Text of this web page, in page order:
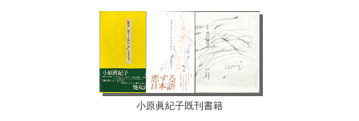
小原眞紀子既刊書籍